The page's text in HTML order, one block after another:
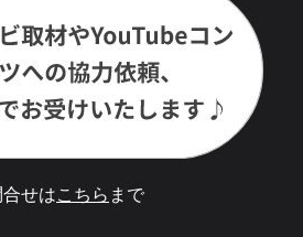
合せはこちら まで